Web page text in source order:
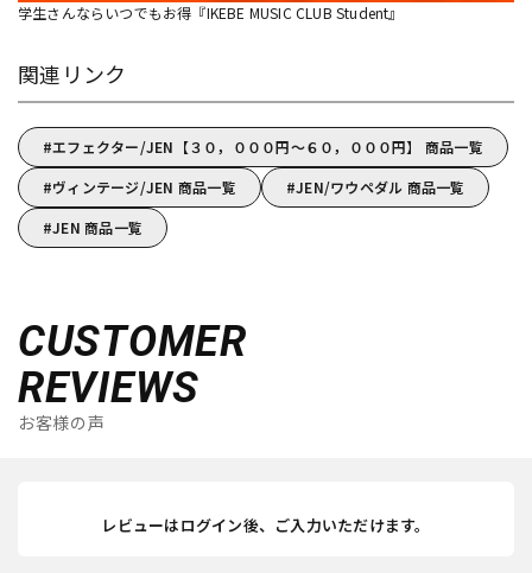
学生さんならいつでもお得『IKEBE MUSIC CLUB Student』
関連リンク
エフェクター/JEN【３０，０００円～６０，０００円】 商品一覧
ヴィンテージ/JEN 商品一覧
JEN/ワウペダル 商品一覧
JEN 商品一覧
CUSTOMER
REVIEWS
お客様の声
レビューはログイン後、ご入力いただけます。